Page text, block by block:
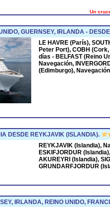
Un
GUERNSEY, IRLANDA -
LE HAVRE (París),
Peter Port), COBH
días - BELFAST (Reino
Navegación,
(Edimburgo),
DESDE REYKJAVIK (ISLANDIA).
REYKJAVIK (Islandia),
ESKIFJORDUR
AKUREYRI (Islandia),
GRUNDARFJORDUR
IRLANDA, REINO UNIDO,